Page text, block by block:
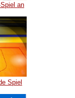
an
Spiel